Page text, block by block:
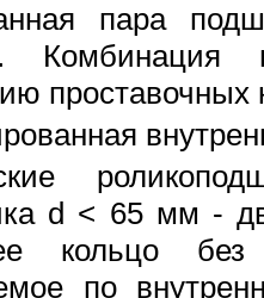
пара
проставочных
d < 65 мм -
кольцо
по